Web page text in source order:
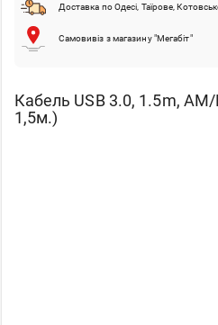
Доставка по Одесі, Таїрове,
Самовивіз з магазину "Мегабіт"
Кабель USB 3.0, 1.5m,
1,5м.)